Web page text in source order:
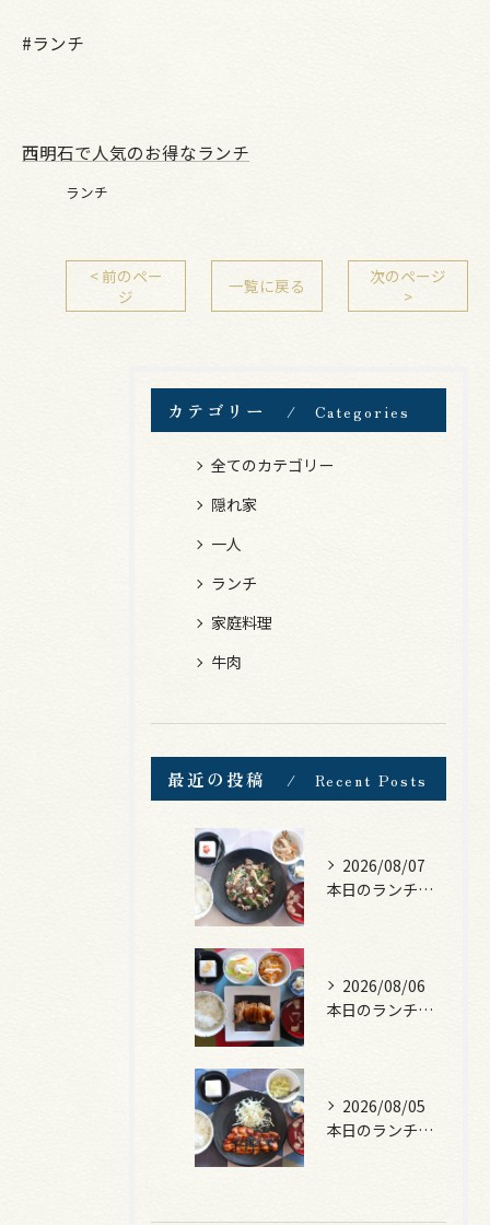
#ランチ
西明石で人気のお得なランチ
ランチ
< 前のペー
ジ
一覧に戻る
次のページ
>
カテゴリー Categories
全てのカテゴリー
隠れ家
一人
ランチ
家庭料理
牛肉
最近の投稿 Recent Posts
2026/08/07
本日のランチは、黒毛和牛のチャプチェ！
2026/08/06
本日のランチは、照焼きチキン！
2026/08/05
本日のランチは、ロース豚カツ梅はさみ！